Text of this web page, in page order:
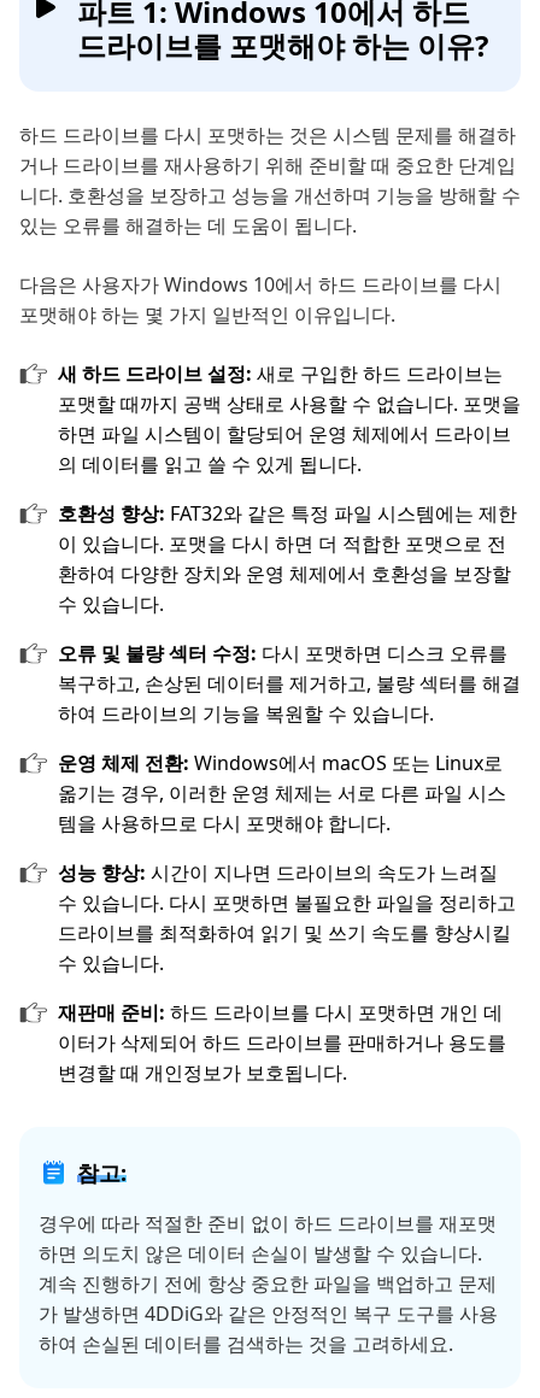
파트 1: Windows 10에서 하드
드라이브를 포맷해야 하는 이유?
하드 드라이브를 다시 포맷하는 것은 시스템 문제를 해결하
거나 드라이브를 재사용하기 위해 준비할 때 중요한 단계입
니다. 호환성을 보장하고 성능을 개선하며 기능을 방해할 수
있는 오류를 해결하는 데 도움이 됩니다.
다음은 사용자가 Windows 10에서 하드 드라이브를 다시
포맷해야 하는 몇 가지 일반적인 이유입니다.
새 하드 드라이브 설정: 새로 구입한 하드 드라이브는
포맷할 때까지 공백 상태로 사용할 수 없습니다. 포맷을
하면 파일 시스템이 할당되어 운영 체제에서 드라이브
의 데이터를 읽고 쓸 수 있게 됩니다.
호환성 향상: FAT32와 같은 특정 파일 시스템에는 제한
이 있습니다. 포맷을 다시 하면 더 적합한 포맷으로 전
환하여 다양한 장치와 운영 체제에서 호환성을 보장할
수 있습니다.
오류 및 불량 섹터 수정: 다시 포맷하면 디스크 오류를
복구하고, 손상된 데이터를 제거하고, 불량 섹터를 해결
하여 드라이브의 기능을 복원할 수 있습니다.
운영 체제 전환: Windows에서 macOS 또는 Linux로
옮기는 경우, 이러한 운영 체제는 서로 다른 파일 시스
템을 사용하므로 다시 포맷해야 합니다.
성능 향상: 시간이 지나면 드라이브의 속도가 느려질
수 있습니다. 다시 포맷하면 불필요한 파일을 정리하고
드라이브를 최적화하여 읽기 및 쓰기 속도를 향상시킬
수 있습니다.
재판매 준비: 하드 드라이브를 다시 포맷하면 개인 데
이터가 삭제되어 하드 드라이브를 판매하거나 용도를
변경할 때 개인정보가 보호됩니다.
참고:
경우에 따라 적절한 준비 없이 하드 드라이브를 재포맷
하면 의도치 않은 데이터 손실이 발생할 수 있습니다.
계속 진행하기 전에 항상 중요한 파일을 백업하고 문제
가 발생하면 4DDiG와 같은 안정적인 복구 도구를 사용
하여 손실된 데이터를 검색하는 것을 고려하세요.